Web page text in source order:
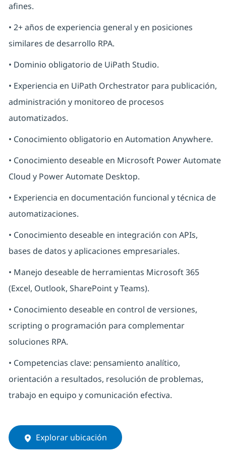
afines.
• 2+ años de experiencia general y en posiciones
similares de desarrollo RPA.
• Dominio obligatorio de UiPath Studio.
• Experiencia en UiPath Orchestrator para publicación,
administración y monitoreo de procesos
automatizados.
• Conocimiento obligatorio en Automation Anywhere.
• Conocimiento deseable en Microsoft Power Automate
Cloud y Power Automate Desktop.
• Experiencia en documentación funcional y técnica de
automatizaciones.
• Conocimiento deseable en integración con APIs,
bases de datos y aplicaciones empresariales.
• Manejo deseable de herramientas Microsoft 365
(Excel, Outlook, SharePoint y Teams).
• Conocimiento deseable en control de versiones,
scripting o programación para complementar
soluciones RPA.
• Competencias clave: pensamiento analítico,
orientación a resultados, resolución de problemas,
trabajo en equipo y comunicación efectiva.
Explorar ubicación